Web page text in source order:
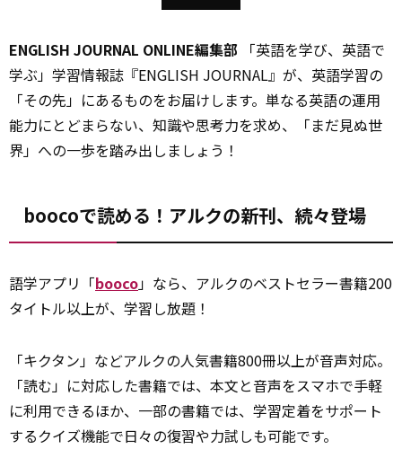
ENGLISH JOURNAL ONLINE編集部 「英語を学び、英語で
学ぶ」学習情報誌『ENGLISH JOURNAL』が、英語学習の
「その先」にあるものをお届けします。単なる英語の運用
能力にとどまらない、知識や思考力を求め、「まだ見ぬ世
界」への一歩を踏み出しましょう！
boocoで読める！アルクの新刊、続々登場
語学アプリ「booco」なら、アルクのベストセラー書籍200
タイトル以上が、学習し放題！
「キクタン」などアルクの人気書籍800冊以上が音声対応。
「読む」に対応した書籍では、本文と音声をスマホで手軽
に利用できるほか、一部の書籍では、学習定着をサポート
するクイズ機能で日々の復習や力試しも可能です。